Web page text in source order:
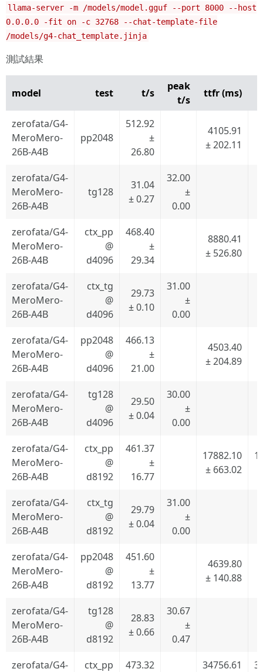
llama-server -m /models/model.gguf --port 8000 --host
0.0.0.0 -fit on -c 32768 --chat-template-file
/models/g4-chat_template.jinja
測試結果
model test t/s
peak
t/s
ttfr (ms)
zerofata/G4-
MeroMero-
26B-A4B
pp2048
512.92
±
26.80
4105.91
± 202.11
zerofata/G4-
MeroMero-
26B-A4B
tg128
31.04
± 0.27
32.00
±
0.00
zerofata/G4-
MeroMero-
26B-A4B
ctx_pp
@
d4096
468.40
±
29.34
8880.41
± 526.80
zerofata/G4-
MeroMero-
26B-A4B
ctx_tg
@
d4096
29.73
± 0.10
31.00
±
0.00
zerofata/G4-
MeroMero-
26B-A4B
pp2048
@
d4096
466.13
±
21.00
4503.40
± 204.89
zerofata/G4-
MeroMero-
26B-A4B
tg128
@
d4096
29.50
± 0.04
30.00
±
0.00
zerofata/G4-
MeroMero-
26B-A4B
ctx_pp
@
d8192
461.37
±
16.77
17882.10
± 663.02
zerofata/G4-
MeroMero-
26B-A4B
ctx_tg
@
d8192
29.79
± 0.04
31.00
±
0.00
zerofata/G4-
MeroMero-
26B-A4B
pp2048
@
d8192
451.60
±
13.77
4639.80
± 140.88
zerofata/G4-
MeroMero-
26B-A4B
tg128
@
d8192
28.83
± 0.66
30.67
±
0.47
zerofata/G4-
ctx_pp
473.32
34756.61